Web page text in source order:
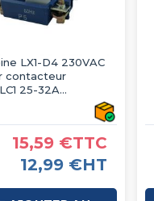
LX1-D4 230VAC
contacteur
25-32A
15,59 €TTC
12,99 €HT